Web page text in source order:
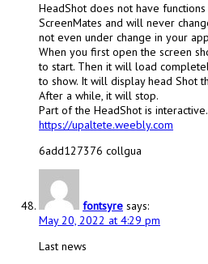
HeadShot does not have
ScreenMates and will never
not even under change in your
When you first open the screen
to start. Then it will load
to show. It will display head Shot
After a while, it will stop.
Part of the HeadShot is
https://upaltete.weebly.com
6add127376 collgua
fontsyre says:
May 20, 2022 at 4:29 pm
Last news